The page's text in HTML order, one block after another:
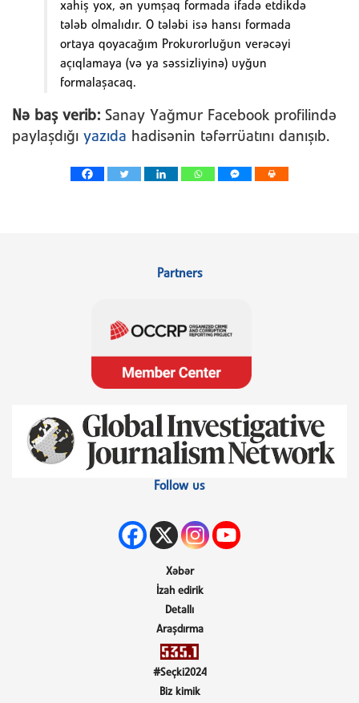
xahiş yox, ən yumşaq formada ifadə etdikdə
tələb olmalıdır. O tələbi isə hansı formada
ortaya qoyacağım Prokurorluğun verəcəyi
açıqlamaya (və ya səssizliyinə) uyğun
formalaşacaq.
Nə baş verib: Sanay Yağmur Facebook profilində
paylaşdığı yazıda hadisənin təfərrüatını danışıb.
Partners
Follow us
Xəbər
İzah edirik
Detallı
Araşdırma
#Seçki2024
Biz kimik